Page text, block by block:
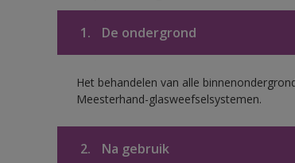
1. De ondergrond
Het behandelen van alle
Meesterhand-glasweefselsystemen.
2. Na gebruik